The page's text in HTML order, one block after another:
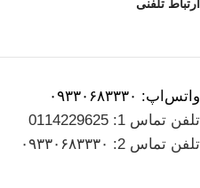
ارتباط تلفنی
واتس‌اپ: ۰۹۳۳۰۶۸۳۳۳۰
تلفن تماس 1: 0114229625
تلفن تماس 2: ۰۹۳۳۰۶۸۳۳۳۰